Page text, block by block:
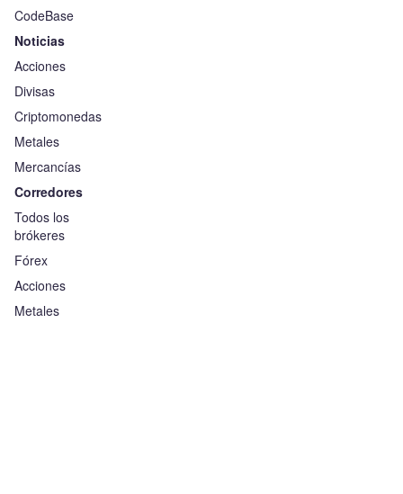
CodeBase
Noticias
Acciones
Divisas
Criptomonedas
Metales
Mercancías
Corredores
Todos los
brókeres
Fórex
Acciones
Metales